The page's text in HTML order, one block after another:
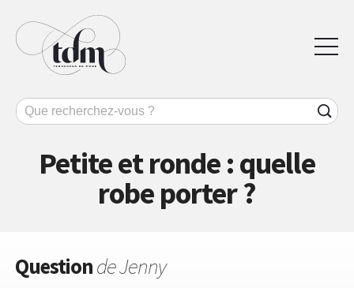
Petite et ronde : quelle
robe porter ?
Questionde Jenny